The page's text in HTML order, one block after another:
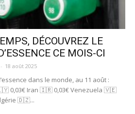
DÉCOUVREZ LE
CE MOIS-CI
- 18 août 2025
dans le monde, au 11 août :
0,03€ Iran 🇮🇷 0,03€ Venezuela 🇻🇪
🇩🇿...